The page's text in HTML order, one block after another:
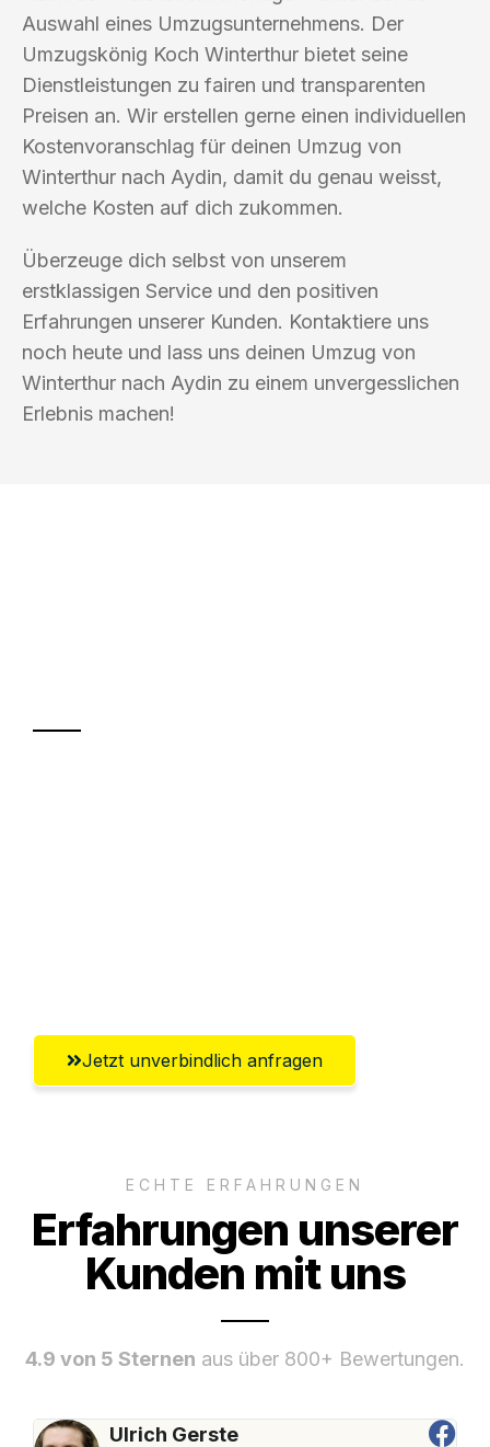
Auswahl eines Umzugsunternehmens. Der
Umzugskönig Koch Winterthur bietet seine
Dienstleistungen zu fairen und transparenten
Preisen an. Wir erstellen gerne einen individuellen
Kostenvoranschlag für deinen Umzug von
Winterthur nach Aydin, damit du genau weisst,
welche Kosten auf dich zukommen.
Überzeuge dich selbst von unserem
erstklassigen Service und den positiven
Erfahrungen unserer Kunden. Kontaktiere uns
noch heute und lass uns deinen Umzug von
Winterthur nach Aydin zu einem unvergesslichen
Erlebnis machen!
Jetzt unverbindlich anfragen
ECHTE ERFAHRUNGEN
Erfahrungen unserer
Kunden mit uns
4.9 von 5 Sternen aus über 800+ Bewertungen.
Ulrich Gerste